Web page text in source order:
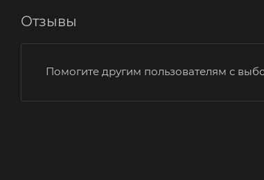
Отзывы
Помогите другим пользователям с